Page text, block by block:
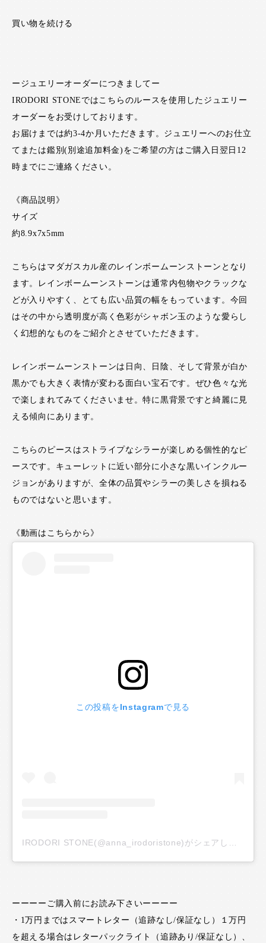
買い物を続ける
ージュエリーオーダーにつきましてー
IRODORI STONEではこちらのルースを使用したジュエリー
オーダーをお受けしております。
お届けまでは約3-4か月いただきます。ジュエリーへのお仕立
てまたは鑑別(別途追加料金)をご希望の方はご購入日翌日12
時までにご連絡ください。
《商品説明》
サイズ
約8.9x7x5mm
こちらはマダガスカル産のレインボームーンストーンとなり
ます。レインボームーンストーンは通常内包物やクラックな
どが入りやすく、とても広い品質の幅をもっています。今回
はその中から透明度が高く色彩がシャボン玉のような愛らし
く幻想的なものをご紹介とさせていただきます。
レインボームーンストーンは日向、日陰、そして背景が白か
黒かでも大きく表情が変わる面白い宝石です。ぜひ色々な光
で楽しまれてみてくださいませ。特に黒背景ですと綺麗に見
える傾向にあります。
こちらのピースはストライプなシラーが楽しめる個性的なピ
ースです。キューレットに近い部分に小さな黒いインクルー
ジョンがありますが、全体の品質やシラーの美しさを損ねる
ものではないと思います。
《動画はこちらから》
この投稿をInstagramで見る
ーーーーご購入前にお読み下さいーーーー
・1万円まではスマートレター（追跡なし/保証なし）１万円
を超える場合はレターパックライト（追跡あり/保証なし）、